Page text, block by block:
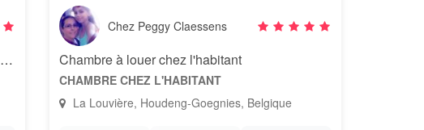
Shared Wolf House - La Louvière-Iesca/Helha/Jolimont/Tivoli
Chez Peggy Claessens
Chambre à louer chez l'habitant
CHAMBRE CHEZ L'HABITANT
La Louvière, Houdeng-Goegnies, Belgique